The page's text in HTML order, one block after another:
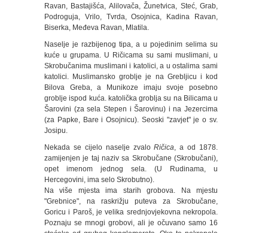
Ravan, Bastajišća, Alilovača, Žunetvica, Steć, Grab,
Podroguja, Vrilo, Tvrda, Osojnica, Kadina Ravan,
Biserka, Međeva Ravan, Mlatila.
Naselje je razbijenog tipa, a u pojedinim selima su
kuće u grupama. U Ričicama su sami muslimani, u
Skrobučanima muslimani i katolici, a u ostalima sami
katolici. Muslimansko groblje je na Grebljicu i kod
Bilova Greba, a Munikoze imaju svoje posebno
groblje ispod kuća. katolička groblja su na Bilicama u
Šarovini (za sela Stepen i Šarovinu) i na Jezercima
(za Papke, Bare i Osojnicu). Seoski "zavjet" je o sv.
Josipu.
Nekada se cijelo naselje zvaloRičica, a od 1878.
zamijenjen je taj naziv sa Skrobučane (Skrobučani),
opet imenom jednog sela. (U Rudinama, u
Hercegovini, ima selo Skrobutno).
Na više mjesta ima starih grobova. Na mjestu
"Grebnice", na raskrižju puteva za Skrobučane,
Goricu i Paroš, je velika srednjovjekovna nekropola.
Poznaju se mnogi grobovi, ali je očuvano samo 16